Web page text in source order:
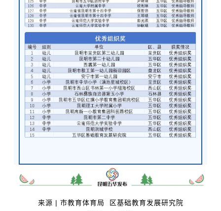
来源 | 市教育体育局 区基础教育发展研究院